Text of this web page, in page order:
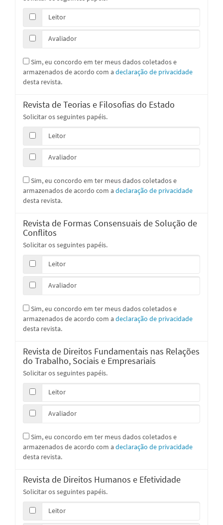
Leitor
Avaliador
armazenados de acordo com a declaração de privacidade
desta revista.
Revista de Teorias e Filosofias do Estado
Solicitar os seguintes papéis.
Leitor
Avaliador
armazenados de acordo com a declaração de privacidade
desta revista.
Revista de Formas Consensuais de Solução de
Conflitos
Solicitar os seguintes papéis.
Leitor
Avaliador
armazenados de acordo com a declaração de privacidade
desta revista.
Revista de Direitos Fundamentais nas Relações
do Trabalho, Sociais e Empresariais
Solicitar os seguintes papéis.
Leitor
Avaliador
armazenados de acordo com a declaração de privacidade
desta revista.
Revista de Direitos Humanos e Efetividade
Solicitar os seguintes papéis.
Leitor